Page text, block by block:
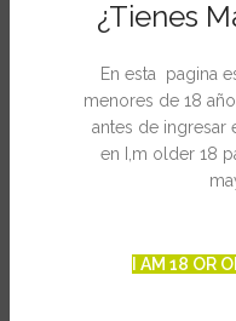
¿Tienes
En esta pagina
menores de 18
antes de ingresar
en I,m older 18
I AM 18 OR
Efecto: high (edificante),
Duración de la floración: 9 –
Sabor: acre y afrutado
Indica / Sativa: híbrido